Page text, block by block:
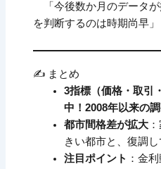
「今後数か月のデータ
を判断するのは時期尚早」
✍️ まとめ
3指標（価格・取引
中！2008年以来の
都市間格差が拡大
きい都市と、復調
注目ポイント ：金